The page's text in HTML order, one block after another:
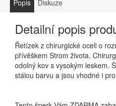
Popis Diskuze
Detailní popis
Řetízek z chirurgické oceli o
přívěškem Strom života.
odolný kov s vysokým leskem.
stálou barvu a jsou vhodné i